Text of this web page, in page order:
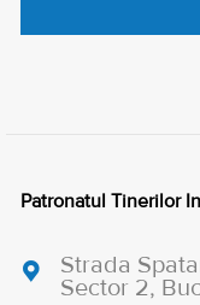
Patronatul Tinerilor
Strada
Sector 2,